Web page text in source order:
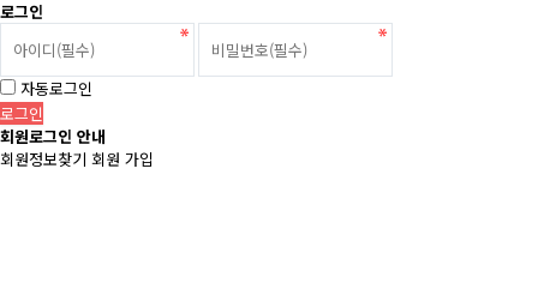
로그인
자동로그인
회원로그인 안내
회원정보찾기 회원 가입